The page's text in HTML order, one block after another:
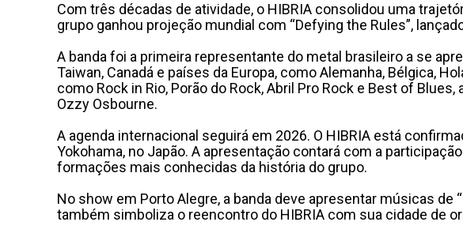
Com três décadas de atividade, o HIBRIA consolidou uma
grupo ganhou projeção mundial com “Defying the Rules”,
A banda foi a primeira representante do metal brasileiro a se
Taiwan, Canadá e países da Europa, como Alemanha, Bélgica,
como Rock in Rio, Porão do Rock, Abril Pro Rock e Best of
Ozzy Osbourne.
A agenda internacional seguirá em 2026. O HIBRIA está
Yokohama, no Japão. A apresentação contará com a
formações mais conhecidas da história do grupo.
No show em Porto Alegre, a banda deve apresentar músicas
também simboliza o reencontro do HIBRIA com sua cidade de